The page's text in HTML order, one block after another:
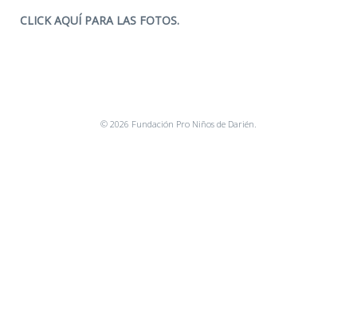
CLICK AQUÍ PARA LAS FOTOS.
© 2026 Fundación Pro Niños de Darién.